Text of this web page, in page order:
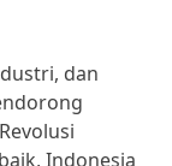
dan
Indonesia